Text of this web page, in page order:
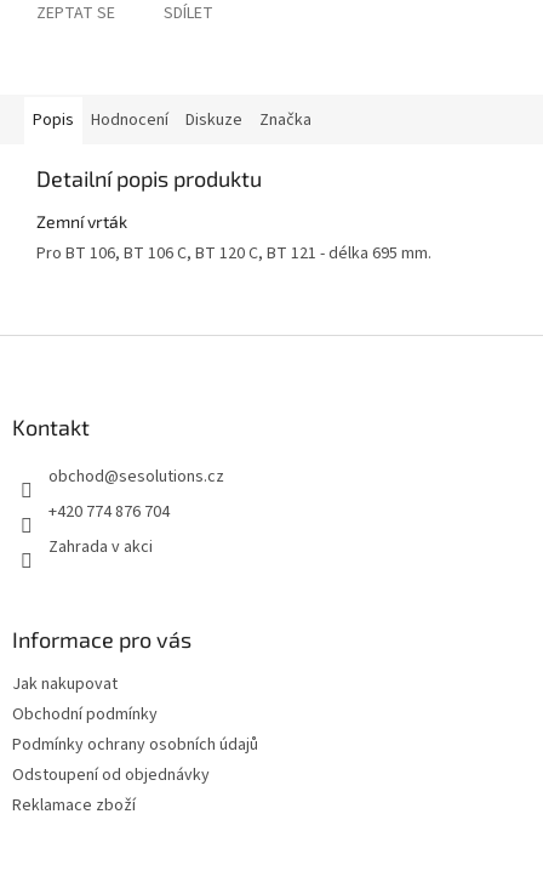
ZEPTAT SE SDÍLET
Popis Hodnocení Diskuze Značka
Detailní popis produktu
Zemní vrták
Pro BT 106, BT 106 C, BT 120 C, BT 121 - délka 695 mm.
Kontakt
obchod@sesolutions.cz
+420 774 876 704
Zahrada v akci
Informace pro vás
Jak nakupovat
Obchodní podmínky
Podmínky ochrany osobních údajů
Odstoupení od objednávky
Reklamace zboží